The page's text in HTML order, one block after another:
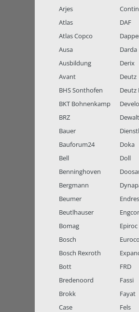
Arjes
Atlas
Atlas Copco
Ausa
Ausbildung
Avant
BHS Sonthofen
BKT Bohnenkamp
BRZ
Bauer
Bauforum24
Bell
Benninghoven
Bergmann
Beumer
Beutlhauser
Bomag
Bosch
Bosch Rexroth
Bott
Bredenoord
Brokk
Case
DAF
Darda
Derix
Deutz
Deutz
Dewalt
Doka
Doll
Epiroc
FRD
Fassi
Fayat
Fels